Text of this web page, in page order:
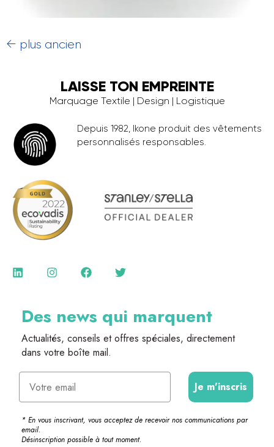
← plus ancien
LAISSE TON EMPREINTE
Marquage Textile | Design | Logistique
Depuis 1982, Ikone produit des vêtements
personnalisés responsables.
Des news qui marquent
Actualités, conseils et offres spéciales, directement
dans votre boîte mail.
Email
Je m'inscris
* En vous inscrivant, vous acceptez de recevoir nos communications par
email.
Désinscription possible à tout moment.